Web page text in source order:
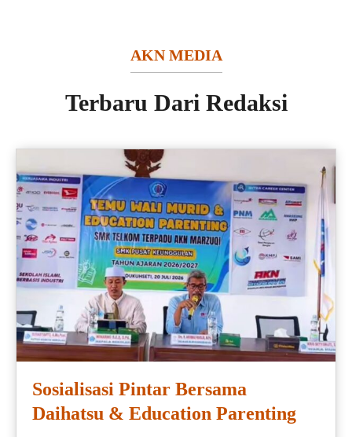
AKN MEDIA
Terbaru Dari Redaksi
Sosialisasi Pintar Bersama
Daihatsu & Education Parenting